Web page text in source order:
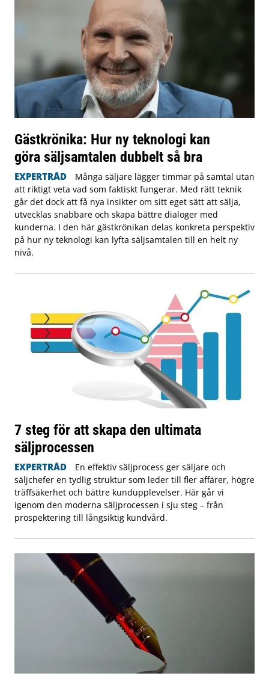
Gästkrönika: Hur ny teknologi kan
göra säljsamtalen dubbelt så bra
EXPERTRÅD
Många säljare lägger timmar på samtal utan
att riktigt veta vad som faktiskt fungerar. Med rätt teknik
går det dock att få nya insikter om sitt eget sätt att sälja,
utvecklas snabbare och skapa bättre dialoger med
kunderna. I den här gästkrönikan delas konkreta perspektiv
på hur ny teknologi kan lyfta säljsamtalen till en helt ny
nivå.
7 steg för att skapa den ultimata
säljprocessen
EXPERTRÅD
En effektiv säljprocess ger säljare och
säljchefer en tydlig struktur som leder till fler affärer, högre
träffsäkerhet och bättre kundupplevelser. Här går vi
igenom den moderna säljprocessen i sju steg – från
prospektering till långsiktig kundvård.